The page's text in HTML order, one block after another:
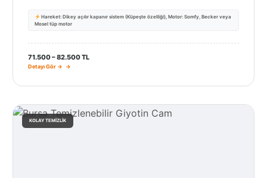
Hareket: Dikey açılır kapanır sistem (Küpeşte özelliği), Motor: Somfy, Becker veya
Mosel tüp motor
71.500 – 82.500 TL
Detayı Gör →
KOLAY TEMIZLIK